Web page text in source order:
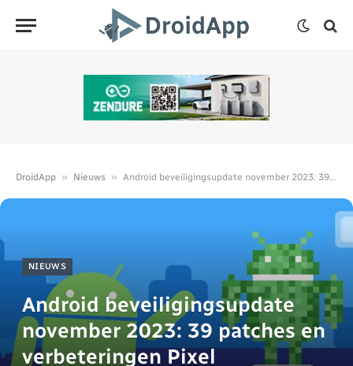
DroidApp » Nieuws » Android beveiligingsupdate november 2023: 39 patches en verbeteringen Pixel
NIEUWS
Android beveiligingsupdate
november 2023: 39 patches en
verbeteringen Pixel